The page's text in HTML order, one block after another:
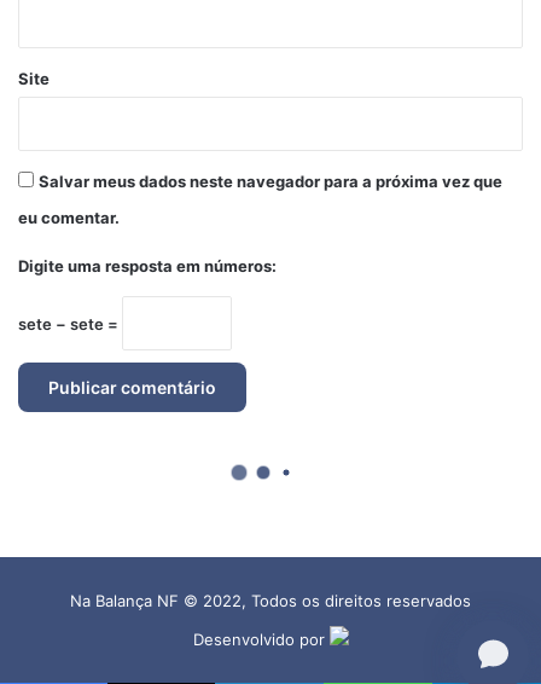
Na Balança NF © 2022, Todos os direitos reservados
Desenvolvido por